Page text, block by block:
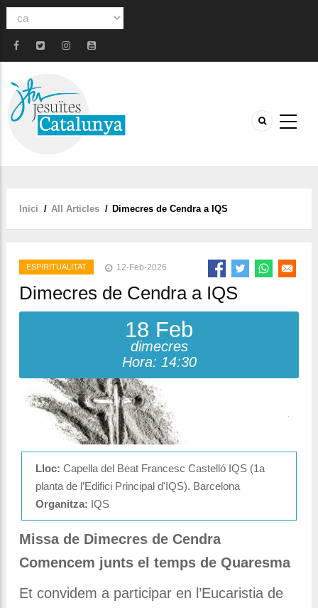
Select
language
Fil
Inici / All Articles / Dimecres de Cendra a IQS
ESPIRITUALITAT 12-Feb-2026
Dimecres de Cendra a IQS
18 Feb
dimecres
Hora: 14:30
Lloc: Capella del Beat Francesc Castelló IQS (1a
planta de l’Edifici Principal d'IQS). Barcelona
Organitza: IQS
Missa de Dimecres de Cendra
Comencem junts el temps de Quaresma
Et convidem a participar en l’Eucaristia de